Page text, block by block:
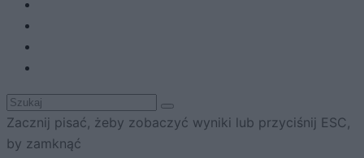
Zacznij pisać, żeby zobaczyć wyniki lub przyciśnij ESC,
by zamknąć